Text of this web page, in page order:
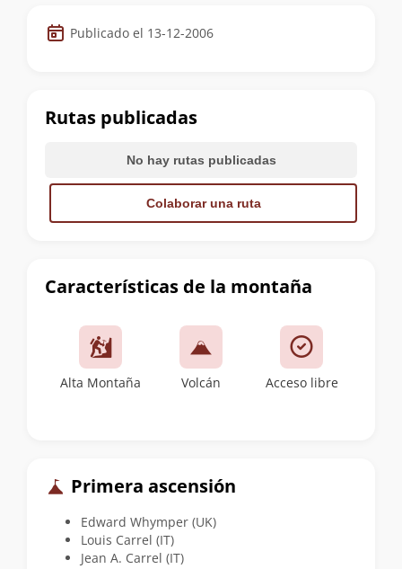
Datos
de
cumbre
Publicado el 13-12-2006
Características de la montaña
Alta Montaña Volcán Acceso libre
Primera ascensión
Edward Whymper (UK)
Louis Carrel (IT)
Jean A. Carrel (IT)
Rutas publicadas
No hay rutas publicadas
Colaborar una ruta